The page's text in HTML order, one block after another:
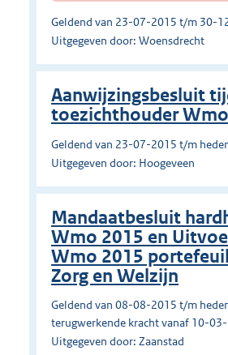
Geldend van 23-07-2015 t/m 30-
Uitgegeven door: Woensdrecht
Aanwijzingsbesluit
toezichthouder Wmo
Geldend van 23-07-2015 t/m
Uitgegeven door: Hoogeveen
Mandaatbesluit
Wmo 2015 en
Wmo 2015
Zorg en Welzijn
Geldend van 08-08-2015 t/m
terugwerkende kracht vanaf 10-
Uitgegeven door: Zaanstad